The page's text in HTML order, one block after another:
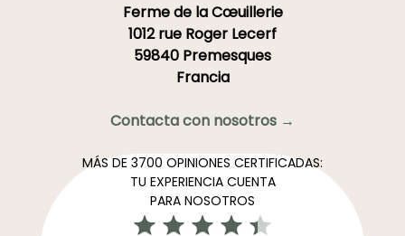
Ferme de la Cœuillerie
1012 rue Roger Lecerf
59840 Premesques
Francia
Contacta con nosotros →
MÁS DE 3700 OPINIONES CERTIFICADAS:
TU EXPERIENCIA CUENTA
PARA NOSOTROS